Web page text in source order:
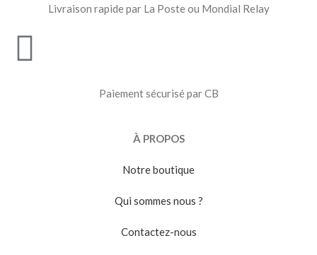
Livraison rapide par La Poste ou Mondial Relay
Paiement sécurisé par CB
À PROPOS
Notre boutique
Qui sommes nous ?
Contactez-nous